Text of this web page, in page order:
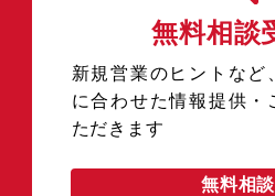
無料相談
新規営業のヒントなど
に合わせた情報提供・
ただきます
無料相談